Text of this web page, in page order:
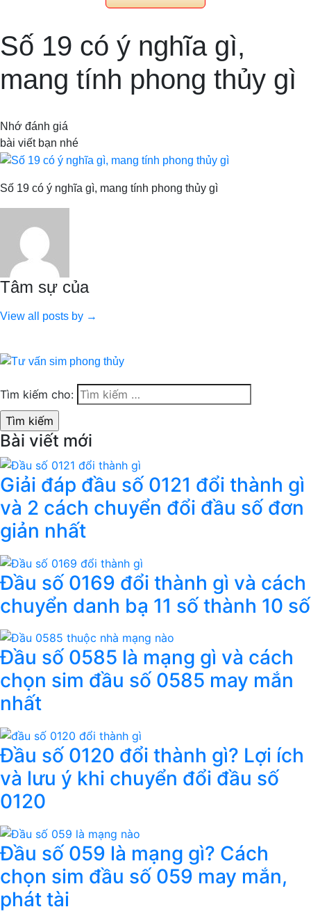
Số 19 có ý nghĩa gì,
mang tính phong thủy gì
Nhớ đánh giá
bài viết bạn nhé
Số 19 có ý nghĩa gì, mang tính phong thủy gì
Tâm sự của
View all posts by →
Tìm kiếm cho:
Bài viết mới
Giải đáp đầu số 0121 đổi thành gì
và 2 cách chuyển đổi đầu số đơn
giản nhất
Đầu số 0169 đổi thành gì và cách
chuyển danh bạ 11 số thành 10 số
Đầu số 0585 là mạng gì và cách
chọn sim đầu số 0585 may mắn
nhất
Đầu số 0120 đổi thành gì? Lợi ích
và lưu ý khi chuyển đổi đầu số
0120
Đầu số 059 là mạng gì? Cách
chọn sim đầu số 059 may mắn,
phát tài